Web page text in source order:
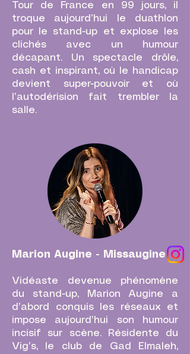
Tour de France en 99 jours, il
troque aujourd’hui le duathlon
pour le stand-up et explose les
clichés avec un humour
décapant. Un spectacle drôle,
cash et inspirant, où le handicap
devient super-pouvoir et où
l’autodérision fait trembler la
salle.
Marion Augine - Missaugine
Vidéaste devenue phénomène
du stand-up, Marion Augine a
d’abord conquis les réseaux et
impose aujourd’hui son humour
incisif sur scène. Résidente du
Vig’s, le club de Gad Elmaleh,